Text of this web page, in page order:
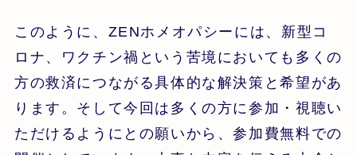
このように、ZENホメオパシーには、新型コ
ロナ、ワクチン禍という苦境においても多くの
方の救済につながる具体的な解決策と希望があ
ります。そして今回は多くの方に参加・視聴い
ただけるようにとの願いから、参加費無料での